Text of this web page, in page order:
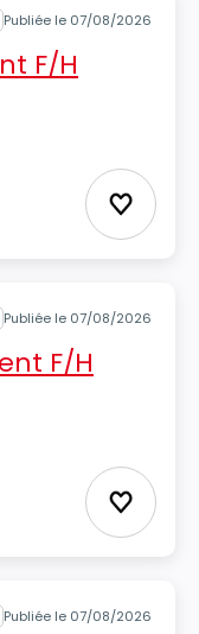
Publiée le 07/08/2026
F/H
Ajouter
Publiée le 07/08/2026
F/H
Ajouter
Publiée le 07/08/2026